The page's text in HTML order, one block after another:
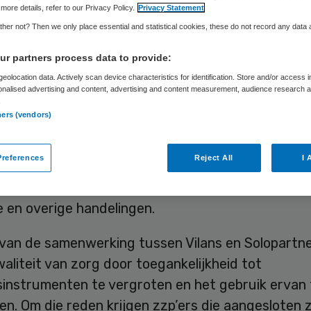
SoloPartners, belangenbehartiger van
gaan werken. De samenwerking houdt onder
in de zorg toegang kunnen krijgen tot de Vilans-
en overige handelingen.
de samenwerking tussen Vilans en
van zorg door toegankelijkheid tot
te vergroten en het gebruik ervan
Om die reden krijgen zzp’ers die aangesloten
details, refer to our Privacy Policy. Privacy Statement
not? Then we only place essential and statistical cookies, these do not record any data
partners process data to provide:
data. Actively scan device characteristics for identification. Store and/or access
advertising and content, advertising and content measurement, audience research
(vendors)
Reject All I